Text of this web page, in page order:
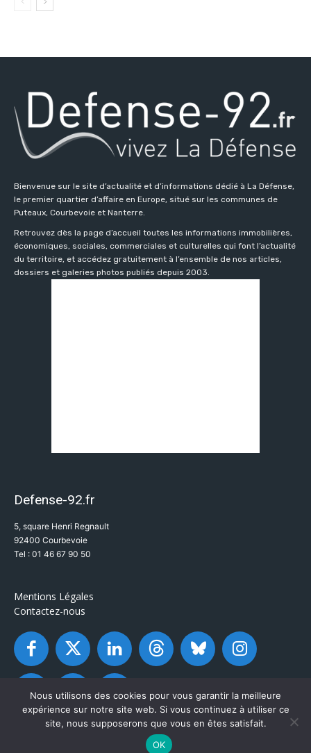
Bienvenue sur le site d’actualité et d’informations dédié à La Défense,
le premier quartier d’affaire en Europe, situé sur les communes de
Puteaux, Courbevoie et Nanterre.
Retrouvez dès la page d’accueil toutes les informations immobilières,
économiques, sociales, commerciales et culturelles qui font l’actualité
du territoire, et accédez gratuitement à l’ensemble de nos articles,
dossiers et galeries photos publiés depuis 2003.
Defense-92.fr
5, square Henri Regnault
92400 Courbevoie
Tel : 01 46 67 90 50
Mentions Légales
Contactez-nous
Nous utilisons des cookies pour vous garantir la meilleure
expérience sur notre site web. Si vous continuez à utiliser ce
site, nous supposerons que vous en êtes satisfait.
OK